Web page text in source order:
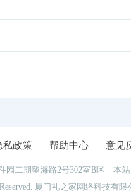
私政策 帮助中心 意见
园二期望海路2号302室B区 本
Reserved. 厦门礼之家网络科技